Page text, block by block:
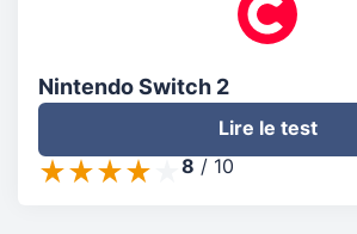
Nintendo Switch 2
Lire le test
8 / 10